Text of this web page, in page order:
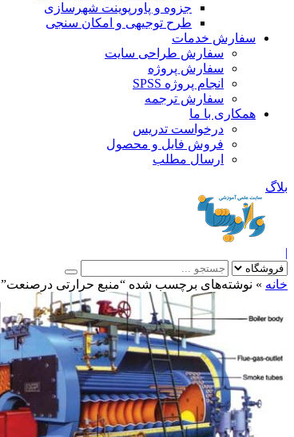
جزوه و پاورپوینت شهرسازی
طرح توجیهی و امکان سنجی
سفارش خدمات
سفارش طراحی سایت
سفارش پروژه
انجام پروژه SPSS
سفارش ترجمه
همکاری با ما
درخواست تدریس
فروش فایل و محصول
ارسال مطلب
بلاگ
|
خانه » نوشته‌های برچسب شده “منبع حرارتی درصنعت”